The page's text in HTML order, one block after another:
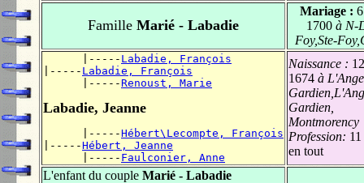
Famille Marié - Labadie
Mariage :
1700 à N-
Foy,Ste-
      |-----
Labadie, François
|----- Labadie, François
      |-----
Renoust, Marie
Labadie, Jeanne
      |-----
Hébert\Lecompte, François
|-----Hébert, Jeanne
      |-----
Faulconier, Anne
Naissance :
1674 à
Gardien,
Montmorency
Profession:
en tout
L'enfant du couple Marié - Labadie